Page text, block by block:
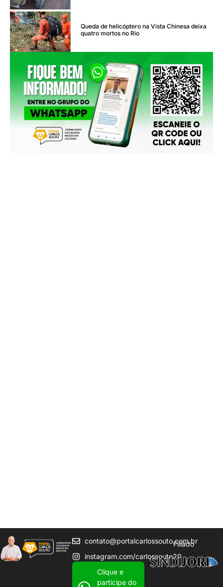
Queda de helicóptero na Vista Chinesa deixa
quatro mortos no Rio
contato@portalcarlossouto.com.br
instagram.com/carlossouto20
Clique e
participe do
Filiado